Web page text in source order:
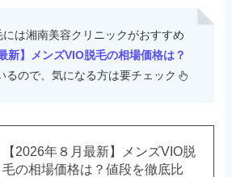
は湘南美容クリニックがおすすめ
最新】メンズVIO脱毛の相場価格は？
るので、気になる方は要チェック
【2026年８月最新】メンズVIO脱
毛の相場価格は？値段を徹底比